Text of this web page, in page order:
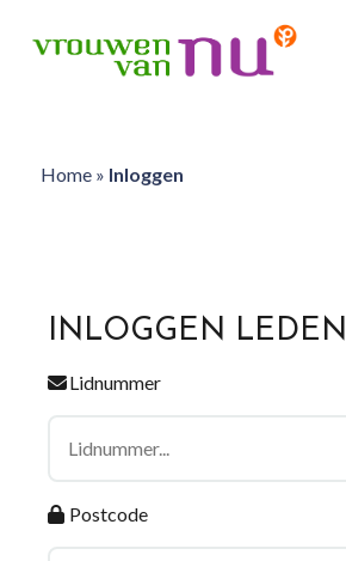
Home» Inloggen
INLOGGEN LEDEN
Lidnummer
Postcode